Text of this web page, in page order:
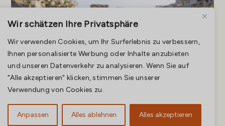
Wir schätzen Ihre Privatsphäre
Wir verwenden Cookies, um Ihr Surferlebnis zu verbessern,
Ihnen personalisierte Werbung oder Inhalte anzubieten
und unseren Datenverkehr zu analysieren. Wenn Sie auf
"Alle akzeptieren" klicken, stimmen Sie unserer
Verwendung von Cookies zu.
Anpassen Alles ablehnen Alles akzeptieren